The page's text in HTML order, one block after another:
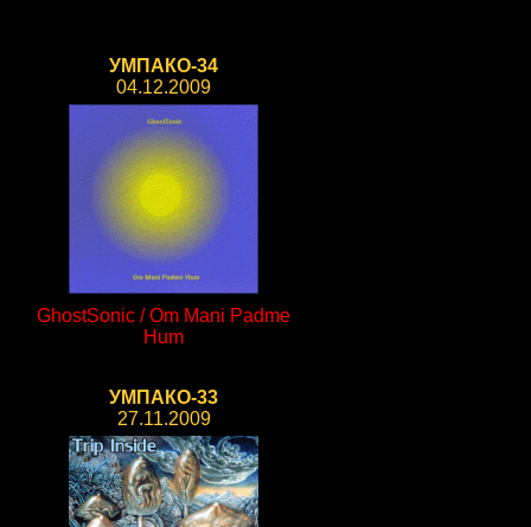
УМПАКО-34
04.12.2009
GhostSonic / Om Mani Padme
Hum
УМПАКО-33
27.11.2009